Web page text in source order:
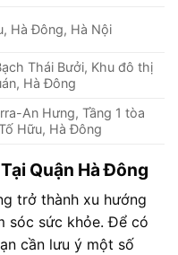
Hà Đông, Hà Nội
Thái Bưởi, Khu đô thị
Hà Đông
An Hưng, Tầng 1 tòa
Hữu, Hà Đông
Quận Hà Đông
trở thành xu hướng
sóc sức khỏe. Để có
cần lưu ý một số